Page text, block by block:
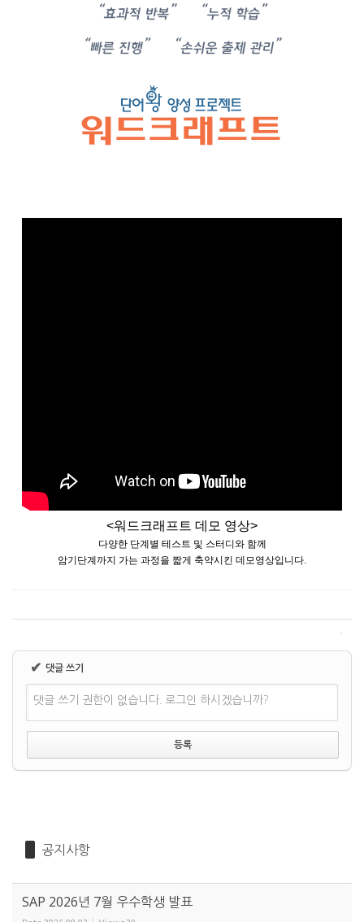
<워드크래프트 데모 영상>
다양한 단계별 테스트 및 스터디와 함께
암기단계까지 가는 과정을 짧게 축약시킨 데모영상입니다.
✔ 댓글 쓰기
댓글 쓰기 권한이 없습니다. 로그인 하시겠습니까?
공지사항
SAP 2026년 7월 우수학생 발표